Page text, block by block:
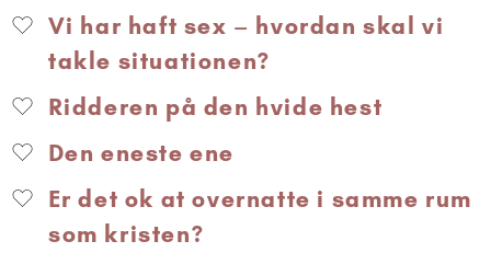
Vi har haft sex – hvordan skal vi
takle situationen?
Ridderen på den hvide hest
Den eneste ene
Er det ok at overnatte i samme rum
som kristen?